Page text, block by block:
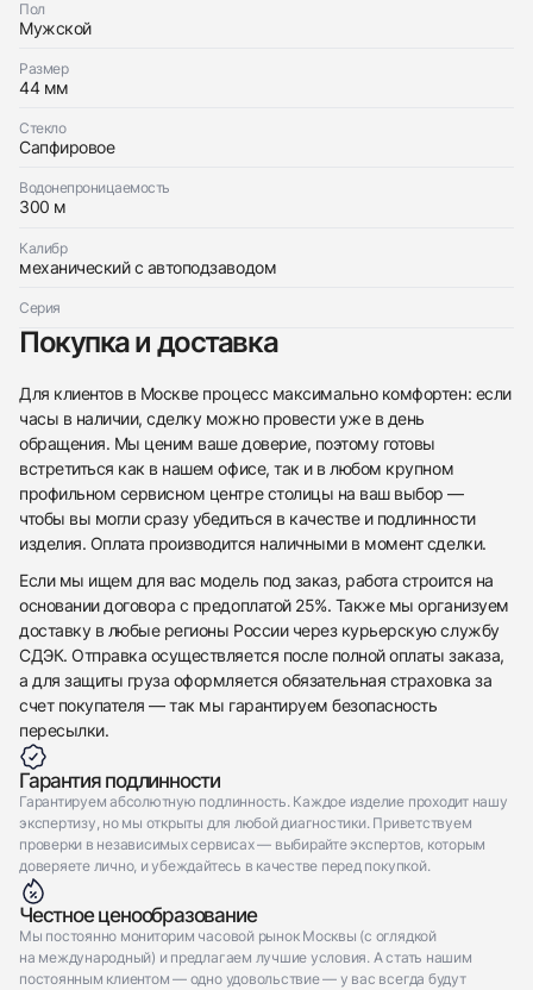
Пол
Мужской
Размер
44 мм
Стекло
Сапфировое
Водонепроницаемость
300 м
Калибр
механический с автоподзаводом
Серия
Покупка и доставка
Для клиентов в Москве процесс максимально комфортен: если
часы в наличии, сделку можно провести уже в день
обращения. Мы ценим ваше доверие, поэтому готовы
встретиться как в нашем офисе, так и в любом крупном
профильном сервисном центре столицы на ваш выбор —
чтобы вы могли сразу убедиться в качестве и подлинности
изделия. Оплата производится наличными в момент сделки.
Если мы ищем для вас модель под заказ, работа строится на
основании договора с предоплатой 25%. Также мы организуем
доставку в любые регионы России через курьерскую службу
СДЭК. Отправка осуществляется после полной оплаты заказа,
а для защиты груза оформляется обязательная страховка за
счет покупателя — так мы гарантируем безопасность
пересылки.
Гарантия подлинности
Гарантируем абсолютную подлинность. Каждое изделие проходит нашу
экспертизу, но мы открыты для любой диагностики. Приветствуем
проверки в независимых сервисах — выбирайте экспертов, которым
доверяете лично, и убеждайтесь в качестве перед покупкой.
Честное ценообразование
Мы постоянно мониторим часовой рынок Москвы (с оглядкой
на международный) и предлагаем лучшие условия. А стать нашим
постоянным клиентом — одно удовольствие — у вас всегда будут